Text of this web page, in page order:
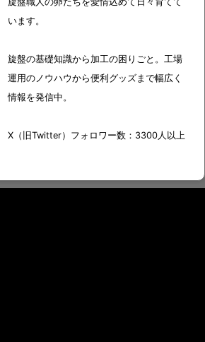
います。
旋盤の基礎知識から加工の困りごと。工場
運用のノウハウから便利グッズまで幅広く
情報を発信中。
X（旧Twitter）フォロワー数：3300人以上